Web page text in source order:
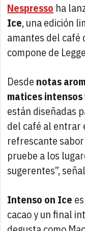
Nespresso ha
Ice, una edición
amantes del café
compone de
Desde notas
matices
están diseñadas
del café al entrar
refrescante
pruebe a los
sugerentes”,
Intenso on Ice
cacao y un final